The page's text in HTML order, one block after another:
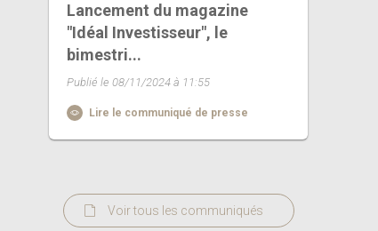
Lancement du magazine
"Idéal Investisseur", le
bimestri...
Publié le 08/11/2024 à 11:55
Lire le communiqué de presse
Voir tous les communiqués